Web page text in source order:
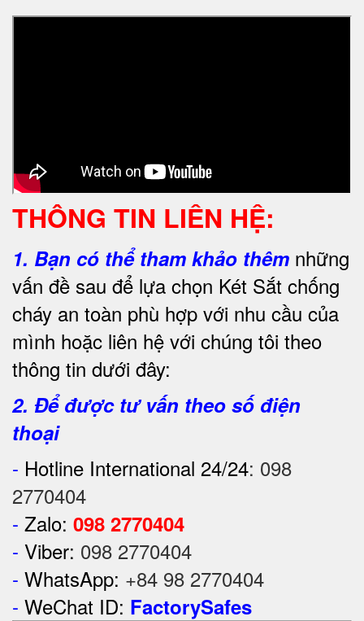
THÔNG TIN LIÊN HỆ:
1. Bạn có thể tham khảo thêm những
vấn đề sau để lựa chọn Két Sắt chống
cháy an toàn phù hợp với nhu cầu của
mình hoặc liên hệ với chúng tôi theo
thông tin dưới đây:
2. Để được tư vấn theo số điện
thoại
- Hotline International 24/24: 098
2770404
- Zalo: 098 2770404
- Viber: 098 2770404
- WhatsApp: +84 98 2770404
- WeChat ID: FactorySafes